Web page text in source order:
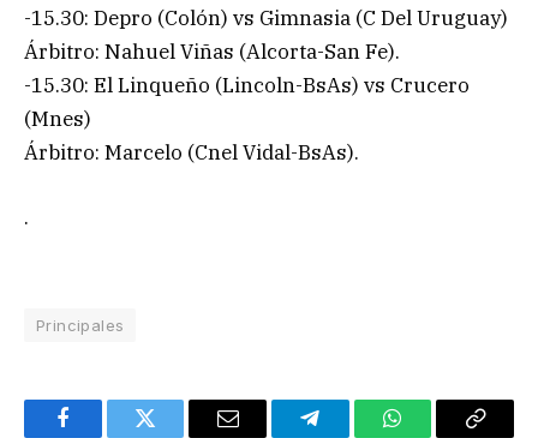
-15.30: Depro (Colón) vs Gimnasia (C Del Uruguay)
Árbitro: Nahuel Viñas (Alcorta-San Fe).
-15.30: El Linqueño (Lincoln-BsAs) vs Crucero
(Mnes)
Árbitro: Marcelo (Cnel Vidal-BsAs).
.
Principales